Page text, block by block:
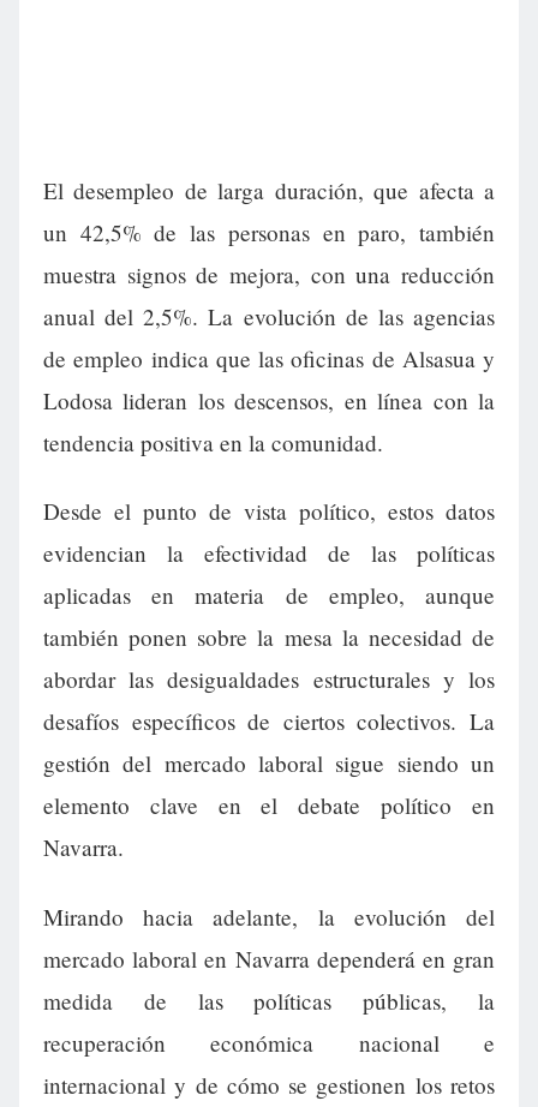
El desempleo de larga duración, que afecta a
un 42,5% de las personas en paro, también
muestra signos de mejora, con una reducción
anual del 2,5%. La evolución de las agencias
de empleo indica que las oficinas de Alsasua y
Lodosa lideran los descensos, en línea con la
tendencia positiva en la comunidad.
Desde el punto de vista político, estos datos
evidencian la efectividad de las políticas
aplicadas en materia de empleo, aunque
también ponen sobre la mesa la necesidad de
abordar las desigualdades estructurales y los
desafíos específicos de ciertos colectivos. La
gestión del mercado laboral sigue siendo un
elemento clave en el debate político en
Navarra.
Mirando hacia adelante, la evolución del
mercado laboral en Navarra dependerá en gran
medida de las políticas públicas, la
recuperación económica nacional e
internacional y de cómo se gestionen los retos